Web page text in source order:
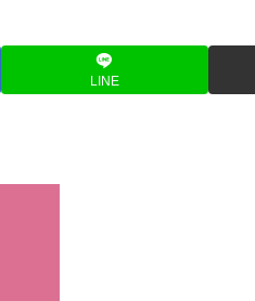
LINE